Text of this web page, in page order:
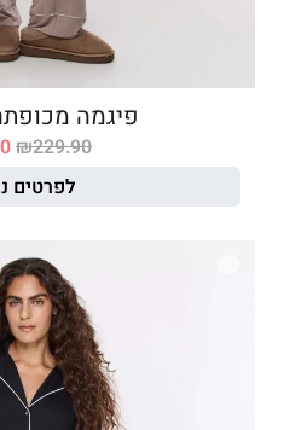
פיגמה
₪229.90
לפרטים